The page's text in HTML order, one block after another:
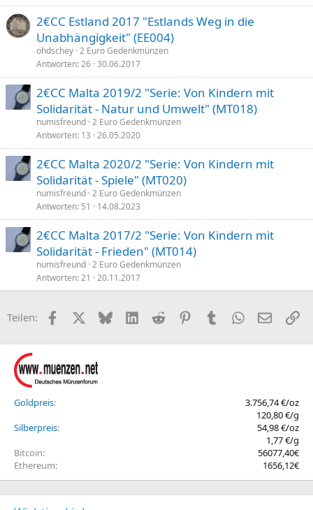
2€CC Estland 2017 "Estlands Weg in die
Unabhängigkeit" (EE004)
ohdschey 2 Euro Gedenkmünzen
Antworten 26 30.06.2017
2€CC Malta 2019/2 "Serie: Von Kindern mit
Solidarität - Natur und Umwelt" (MT018)
numisfreund 2 Euro Gedenkmünzen
Antworten 13 26.05.2020
2€CC Malta 2020/2 "Serie: Von Kindern mit
Solidarität - Spiele" (MT020)
numisfreund 2 Euro Gedenkmünzen
Antworten 51 14.08.2023
2€CC Malta 2017/2 "Serie: Von Kindern mit
Solidarität - Frieden" (MT014)
numisfreund 2 Euro Gedenkmünzen
Antworten 21 20.11.2017
Teilen: FacebookX (Twitter)
BlueskyLinkedIn
Reddit PinterestTumblr WhatsApp
E-Mail
Goldpreis
3.756,74 €/oz
120,80 €/g
Silberpreis
54,98 €/oz
1,77 €/g
Bitcoin
56077,40€
Ethereum
1656,12€